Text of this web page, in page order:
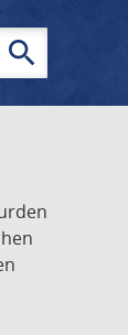
search